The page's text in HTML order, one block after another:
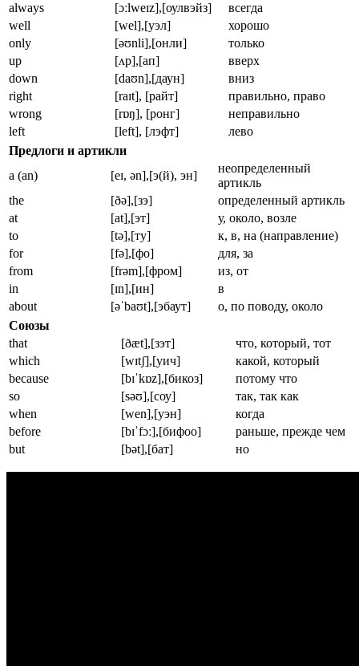
always
[ɔːlweɪz],[оулвэйз]
всегда
well
[wel],[уэл]
хорошо
only
[əʊnli],[онли]
только
up
[ʌp],[ап]
вверх
down
[daʊn],[даун]
вниз
right
[raɪt], [райт]
правильно, право
wrong
[rɒŋ], [ронг]
неправильно
left
[left], [лэфт]
лево
Предлоги и артикли
a (an)
[eɪ, ən],[э(й), эн]
неопределенный
артикль
the
[ðə],[зэ]
определенный артикль
at
[at],[эт]
у, около, возле
to
[tə],[ту]
к, в, на (направление)
for
[fə],[фо]
для, за
from
[frəm],[фром]
из, от
in
[ɪn],[ин]
в
about
[əˈbaʊt],[эбаут]
о, по поводу, около
Союзы
that
[ðæt],[зэт]
что, который, тот
which
[wɪtʃ],[уич]
какой, который
because
[bɪˈkɒz],[бикоз]
потому что
so
[səʊ],[соу]
так, так как
when
[wen],[уэн]
когда
before
[bɪˈfɔː],[бифоо]
раньше, прежде чем
but
[bət],[бат] но